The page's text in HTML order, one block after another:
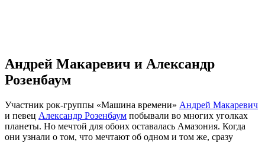
Андрей Макаревич и Александр
Розенбаум
Участник рок-группы «Машина времени» Андрей Макаревич
и певец Александр Розенбаум побывали во многих уголках
планеты. Но мечтой для обоих оставалась Амазония. Когда
они узнали о том, что мечтают об одном и том же, сразу